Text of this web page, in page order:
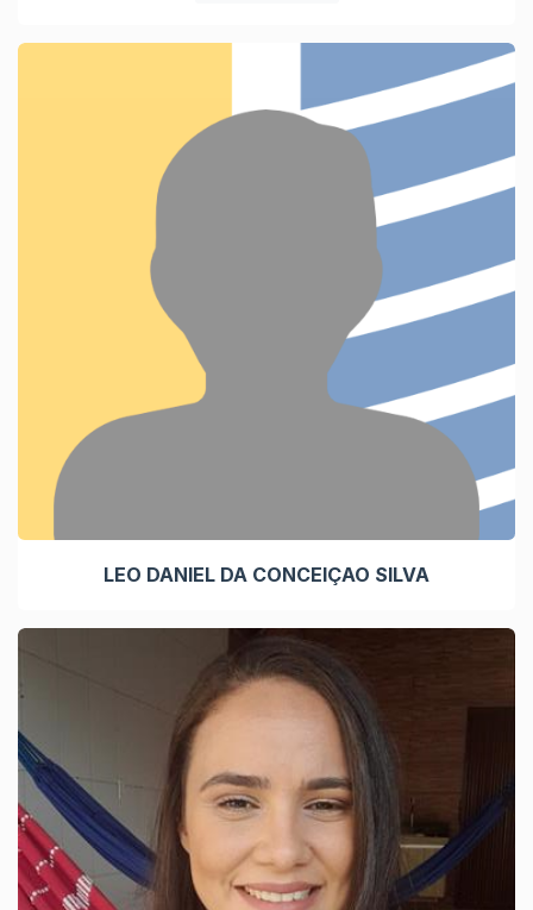
LEO DANIEL DA CONCEIÇAO SILVA